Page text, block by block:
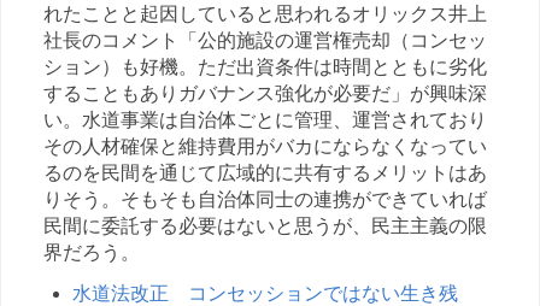
れたことと起因していると思われるオリックス井上
社長のコメント「公的施設の運営権売却（コンセッ
ション）も好機。ただ出資条件は時間とともに劣化
することもありガバナンス強化が必要だ」が興味深
い。水道事業は自治体ごとに管理、運営されており
その人材確保と維持費用がバカにならなくなってい
るのを民間を通じて広域的に共有するメリットはあ
りそう。そもそも自治体同士の連携ができていれば
民間に委託する必要はないと思うが、民主主義の限
界だろう。
水道法改正 コンセッションではない生き残